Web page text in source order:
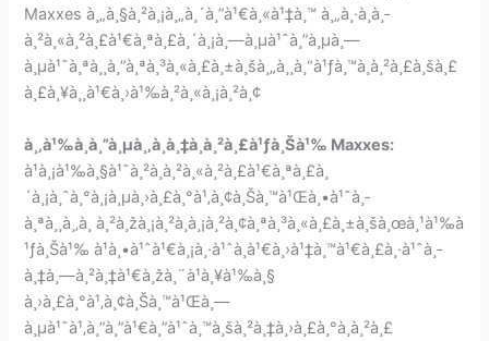
Maxxes à¸„à¸§à¸²à¸¡à¸„à¸´à¸”à¹€à¸«à¹‡à¸™ à¸„à¸·à¸­à¸­
à¸²à¸«à¸²à¸£à¹€à¸ªà¸£à¸´à¸¡à¸—à¸µà¹ˆà¸”à¸µà¸—
à¸µà¹ˆà¸ªà¸¸à¸”à¸ªà¸³à¸«à¸£à¸±à¸šà¸„à¸¸à¸“à¹ƒà¸™à¸à¸²à¸£à¸šà¸£
à¸£à¸¥à¸¸à¹€à¸›à¹‰à¸²à¸«à¸¡à¸²à¸¢
à¸‚à¹‰à¸­à¸”à¸µà¸‚à¸­à¸‡à¸à¸²à¸£à¹ƒà¸Šà¹‰ Maxxes:
à¹à¸¡à¹‰à¸§à¹ˆà¸²à¸­à¸²à¸«à¸²à¸£à¹€à¸ªà¸£à¸
´à¸¡à¸ˆà¸°à¸¡à¸µà¸›à¸£à¸°à¹‚à¸¢à¸Šà¸™à¹Œà¸•à¹ˆà¸­
à¸ªà¸¸à¸‚à¸ à¸²à¸žà¸¡à¸²à¸à¸¡à¸²à¸¢à¸ªà¸³à¸«à¸£à¸±à¸šà¸œà¸¹à¹‰à
¹ƒà¸Šà¹‰ à¹à¸•à¹ˆà¹€à¸¡à¸·à¹ˆà¸­à¹€à¸›à¹‡à¸™à¹€à¸£à¸·à¹ˆà¸­
à¸‡à¸—à¸²à¸‡à¹€à¸žà¸¨à¹à¸¥à¹‰à¸§
à¸›à¸£à¸°à¹‚à¸¢à¸Šà¸™à¹Œà¸—
à¸µà¹ˆà¹‚à¸”à¸”à¹€à¸”à¹ˆà¸™à¸šà¸²à¸‡à¸›à¸£à¸°à¸à¸²à¸£